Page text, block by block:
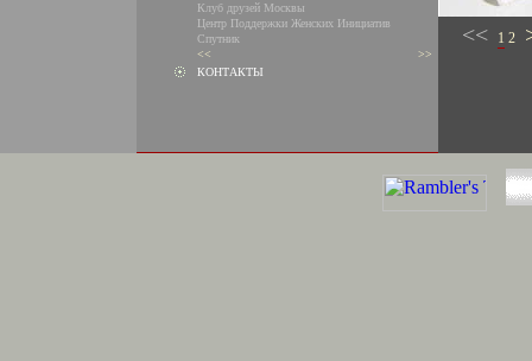
Клуб друзей Москвы
Центр Поддержки Женских Инициатив
Спутник
<<
>>
КОНТАКТЫ
<< 1 2